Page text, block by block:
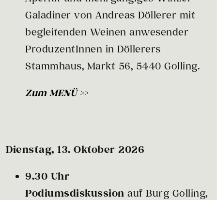
Galadiner von Andreas Döllerer mit
begleitenden Weinen anwesender
ProduzentInnen in Döllerers
Stammhaus, Markt 56, 5440 Golling.
Zum MENÜ >>
Dienstag, 13. Oktober 2026
9.30 Uhr
Podiumsdiskussion auf Burg Golling,